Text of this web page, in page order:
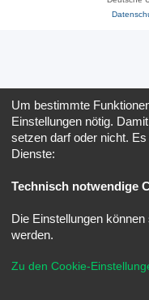
Um bestimmte
Einstellungen nötig.
setzen darf oder nicht.
Dienste:
Technisch notwendige
Die Einstellungen
werden.
Zu den Cookie-